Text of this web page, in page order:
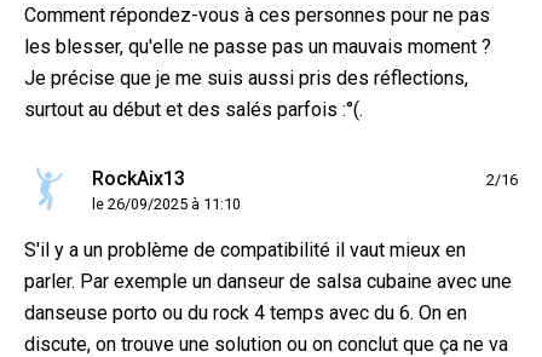
Comment répondez-vous à ces personnes pour ne pas
les blesser, qu'elle ne passe pas un mauvais moment ?
Je précise que je me suis aussi pris des réflections,
surtout au début et des salés parfois :°(.
RockAix13
le 26/09/2025 à 11:10
2/16
S'il y a un problème de compatibilité il vaut mieux en
parler. Par exemple un danseur de salsa cubaine avec une
danseuse porto ou du rock 4 temps avec du 6. On en
discute, on trouve une solution ou on conclut que ça ne va